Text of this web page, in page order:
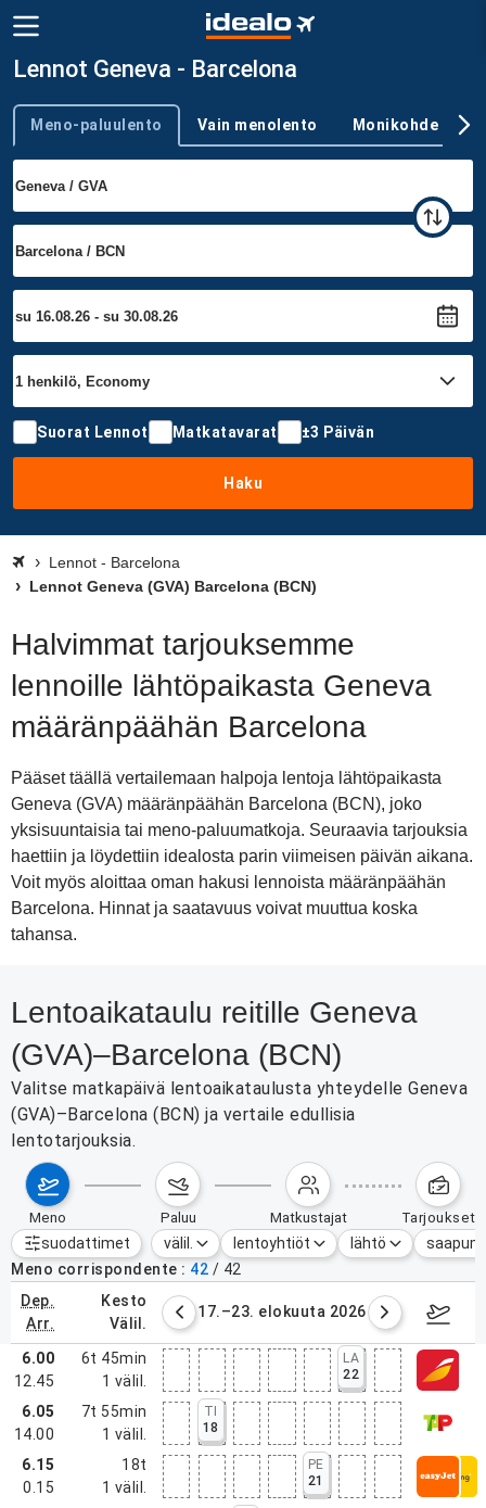
Lennot Geneva - Barcelona
Trip type
Meno-paluulento Vain menolento Monikohde
Suorat Lennot Matkatavarat ±3 Päivän
Haku
Lennot - Barcelona
Lennot Geneva (GVA) Barcelona (BCN)
Halvimmat tarjouksemme
lennoille lähtöpaikasta Geneva
määränpäähän Barcelona
Pääset täällä vertailemaan halpoja lentoja lähtöpaikasta
Geneva (GVA) määränpäähän Barcelona (BCN), joko
yksisuuntaisia tai meno-paluumatkoja. Seuraavia tarjouksia
haettiin ja löydettiin idealosta parin viimeisen päivän aikana.
Voit myös aloittaa oman hakusi lennoista määränpäähän
Barcelona. Hinnat ja saatavuus voivat muuttua koska
tahansa.
Lentoaikataulu reitille Geneva
(GVA)–Barcelona (BCN)
Valitse matkapäivä lentoaikataulusta yhteydelle Geneva
(GVA)–Barcelona (BCN) ja vertaile edullisia
lentotarjouksia.
meno paluu matkustajat tarjoukset
suodattimet
Aktiiviset suodattimet ei mitään
välil. lentoyhtiöt lähtö
Meno corrispondente
42 / 42
dep.
arr.
kesto
välil.
elokuuta 2026 17.–23. elokuuta 2026
6.00
12.45
6t 45min
1 välil.
LA
22
6.05
14.00
7t 55min
1 välil.
TI
18
6.15
0.15
18t
1 välil.
PE
21